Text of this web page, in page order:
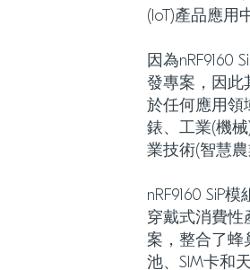
(IoT)產品應用
因為nRF9160
發專案，因此
於任何應用領
錶、工業(機
業技術(智慧農
nRF9160 SiP
穿戴式消費性
案，整合了蜂
池、SIM卡和天